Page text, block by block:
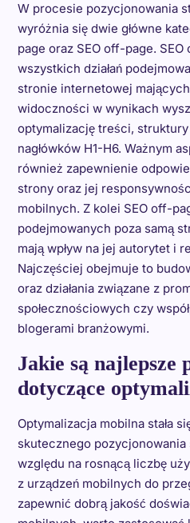
W procesie pozycjonowania
wyróżnia się dwie główne
page oraz SEO off-page.
wszystkich działań
stronie internetowej
widoczności w wynikach
optymalizację treści, struktury
nagłówków H1-H6. Ważnym
również zapewnienie
strony oraz jej
mobilnych. Z kolei SEO off-
podejmowanych poza samą
mają wpływ na jej autorytet i
Najczęściej obejmuje to
oraz działania związane z
społecznościowych czy
blogerami branżowymi.
Jakie są najlepsze
dotyczące
Optymalizacja mobilna stała
skutecznego
względu na rosnącą liczbę
z urządzeń mobilnych do
zapewnić dobrą jakość